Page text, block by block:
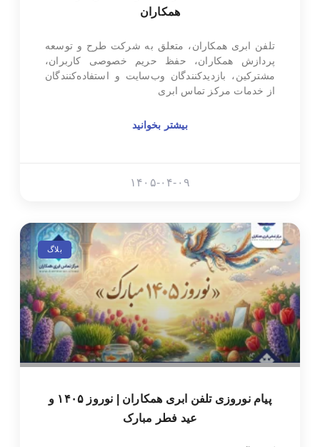
همکاران
تلفن ابری همکاران، متعلق به شرکت طرح و توسعه
پردازش همکاران، حفظ حریم خصوصی کاربران،
مشترکین، بازدیدکنندگان وب‌سایت و استفاده‌کنندگان
از خدمات مرکز تماس ابری
بیشتر بخوانید
۱۴۰۵-۰۴-۰۹
بلاگ
پیام نوروزی تلفن ابری همکاران | نوروز ۱۴۰۵ و
عید فطر مبارک